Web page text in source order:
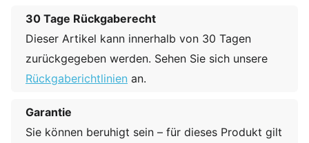
30 Tage Rückgaberecht
Dieser Artikel kann innerhalb von 30 Tagen
zurückgegeben werden. Sehen Sie sich unsere
Rückgaberichtlinien an.
Garantie
Sie können beruhigt sein – für dieses Produkt gilt